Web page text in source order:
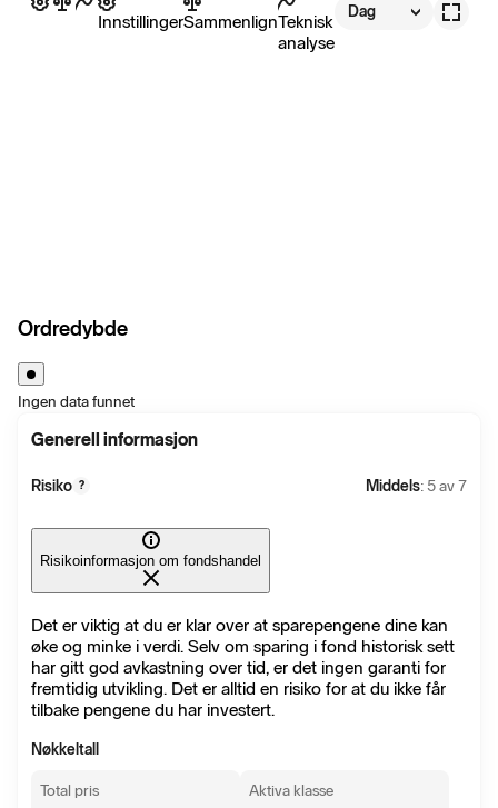
InnstillingerSammenlignTeknisk
analyse
Dag
Ordredybde
Ingen data funnet
Generell informasjon
Risiko ? Middels: 5 av 7
Risikoinformasjon om fondshandel
Det er viktig at du er klar over at sparepengene dine kan
øke og minke i verdi. Selv om sparing i fond historisk sett
har gitt god avkastning over tid, er det ingen garanti for
fremtidig utvikling. Det er alltid en risiko for at du ikke får
tilbake pengene du har investert.
Nøkkeltall
Total pris
Aktiva klasse